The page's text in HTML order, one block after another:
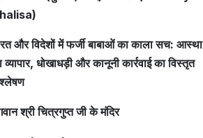
और विदेशों में फर्जी बाबाओं का काला सच: आस्था
व्यापार, धोखाधड़ी और कानूनी कार्रवाई का विस्तृत
श्री चित्रगुप्त जी के मंदिर